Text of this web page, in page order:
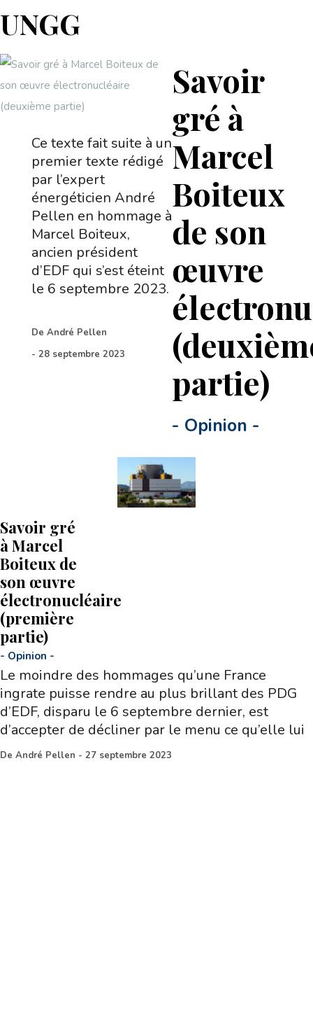
UNGG
Savoir
gré à
Marcel
Boiteux
de son
œuvre
partie)
- Opinion -
Ce texte fait suite à un
premier texte rédigé
par l’expert
énergéticien André
Pellen en hommage à
Marcel Boiteux,
ancien président
d’EDF qui s’est éteint
le 6 septembre 2023.
De André Pellen
- 28 septembre 2023
Savoir gré
à Marcel
Boiteux de
son œuvre
électronucléaire
(première
partie)
- Opinion -
Le moindre des hommages qu’une France
ingrate puisse rendre au plus brillant des PDG
d’EDF, disparu le 6 septembre dernier, est
d’accepter de décliner par le menu ce qu’elle lui
De André Pellen - 27 septembre 2023